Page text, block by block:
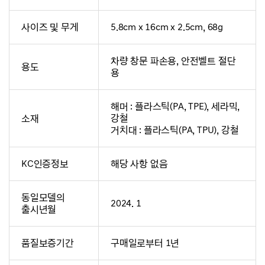
사이즈 및 무게 5.8cm x 16cm x 2.5cm, 68g
용도
차량 창문 파손용, 안전벨트 절단
용
소재
해머 : 플라스틱(PA, TPE), 세라믹,
강철
거치대 : 플라스틱(PA, TPU), 강철
KC인증정보 해당 사항 없음
동일모델의
출시년월
2024. 1
품질보증기간 구매일로부터 1년